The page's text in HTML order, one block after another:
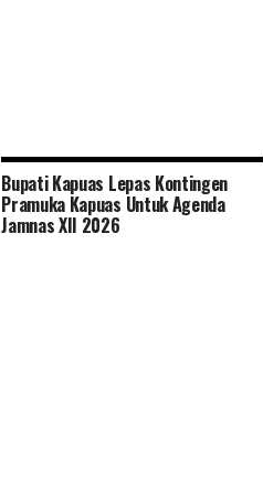
Bupati Kapuas Lepas Kontingen
Pramuka Kapuas Untuk Agenda
Jamnas XII 2026